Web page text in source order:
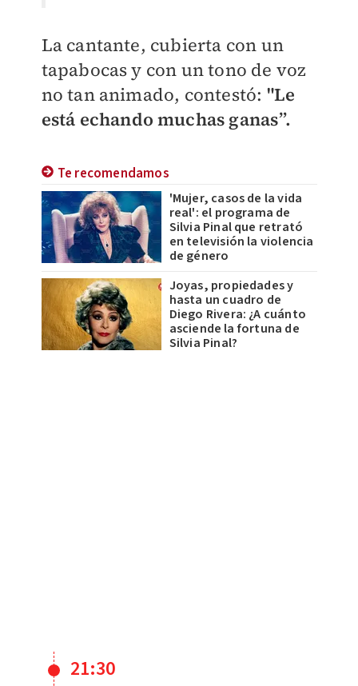
La cantante, cubierta con un
tapabocas y con un tono de voz
no tan animado, contestó: "Le
está echando muchas ganas”.
Te recomendamos
'Mujer, casos de la vida
real': el programa de
Silvia Pinal que retrató
en televisión la violencia
de género
Joyas, propiedades y
hasta un cuadro de
Diego Rivera: ¿A cuánto
asciende la fortuna de
Silvia Pinal?
21:30